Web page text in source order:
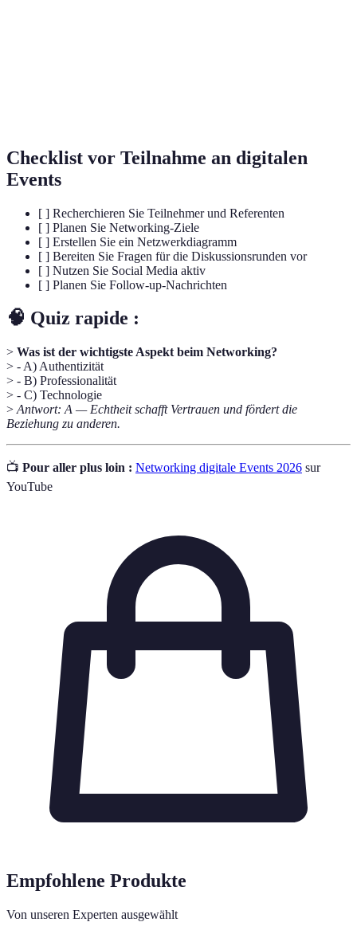
Checklist vor Teilnahme an digitalen
Events
[ ] Recherchieren Sie Teilnehmer und Referenten
[ ] Planen Sie Networking-Ziele
[ ] Erstellen Sie ein Netzwerkdiagramm
[ ] Bereiten Sie Fragen für die Diskussionsrunden vor
[ ] Nutzen Sie Social Media aktiv
[ ] Planen Sie Follow-up-Nachrichten
🧠 Quiz rapide :
> Was ist der wichtigste Aspekt beim Networking?
> - A) Authentizität
> - B) Professionalität
> - C) Technologie
> Antwort: A — Echtheit schafft Vertrauen und fördert die
Beziehung zu anderen.
📺 Pour aller plus loin : Networking digitale Events 2026 sur
YouTube
Empfohlene Produkte
Von unseren Experten ausgewählt